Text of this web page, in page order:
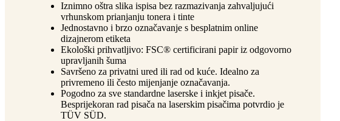
Iznimno oštra slika ispisa bez razmazivanja zahvaljujući
vrhunskom prianjanju tonera i tinte
Jednostavno i brzo označavanje s besplatnim online
dizajnerom etiketa
Ekološki prihvatljivo: FSC® certificirani papir iz odgovorno
upravljanih šuma
Savršeno za privatni ured ili rad od kuće. Idealno za
privremeno ili često mijenjanje označavanja.
Pogodno za sve standardne laserske i inkjet pisače.
Besprijekoran rad pisača na laserskim pisačima potvrdio je
TÜV SÜD.